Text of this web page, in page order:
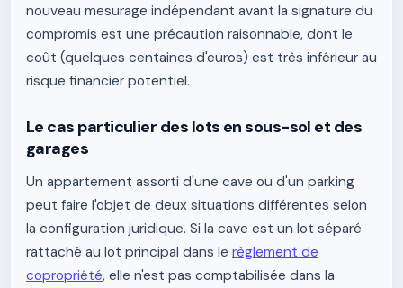
nouveau mesurage indépendant avant la signature du
compromis est une précaution raisonnable, dont le
coût (quelques centaines d'euros) est très inférieur au
risque financier potentiel.
Le cas particulier des lots en sous-sol et des
garages
Un appartement assorti d'une cave ou d'un parking
peut faire l'objet de deux situations différentes selon
la configuration juridique. Si la cave est un lot séparé
rattaché au lot principal dans le règlement de
copropriété, elle n'est pas comptabilisée dans la